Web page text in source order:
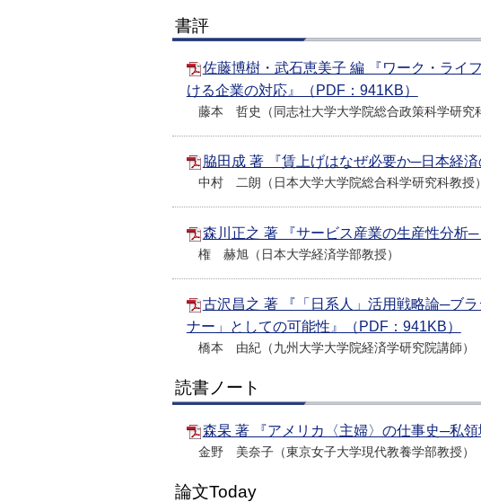
書評
佐藤博樹・武石恵美子 編 『ワーク・ライ
ける企業の対応』（PDF：941KB）
藤本 哲史（同志社大学大学院総合政策科学研究
脇田成 著 『賃上げはなぜ必要か─日本経済
中村 二朗（日本大学大学院総合科学研究科教授）
森川正之 著 『サービス産業の生産性分析
権 赫旭（日本大学経済学部教授）
古沢昌之 著 『「日系人」活用戦略論─ブ
ナー」としての可能性』（PDF：941KB）
橋本 由紀（九州大学大学院経済学研究院講師）
読書ノート
森杲 著 『アメリカ〈主婦〉の仕事史─私
金野 美奈子（東京女子大学現代教養学部教授）
論文Today